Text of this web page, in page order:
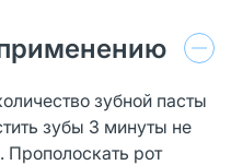
зубной пасты
зубы 3 минуты не
Прополоскать рот